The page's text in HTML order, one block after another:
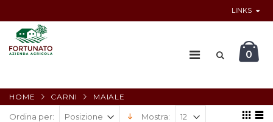
LINKS
0
HOME CARNI MAIALE
Ordina per: Mostra: